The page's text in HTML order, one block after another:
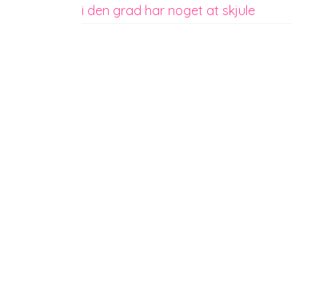
i den grad har noget at skjule